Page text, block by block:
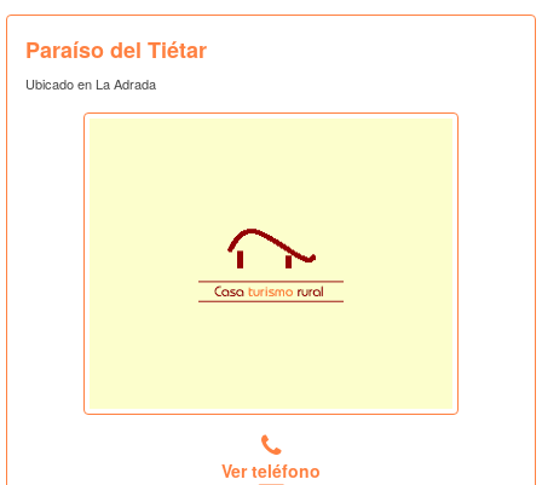
Paraíso del Tiétar
Ubicado en La Adrada
Ver teléfono